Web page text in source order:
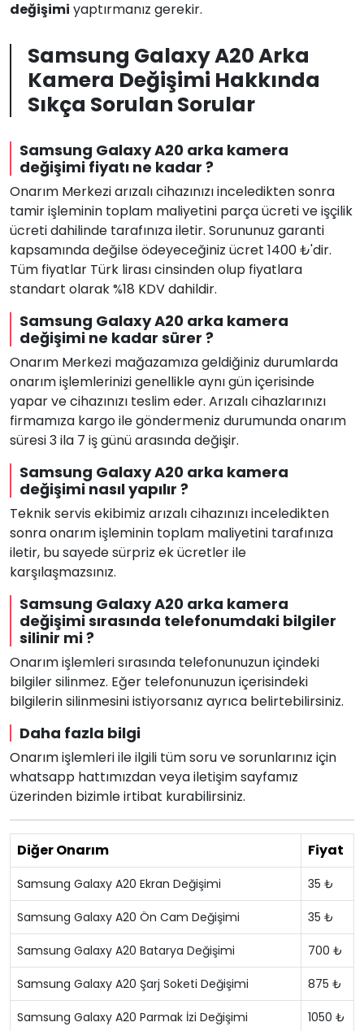
değişimi yaptırmanız gerekir.
Samsung Galaxy A20 Arka
Kamera Değişimi Hakkında
Sıkça Sorulan Sorular
Samsung Galaxy A20 arka kamera
değişimi fiyatı ne kadar ?
Onarım Merkezi arızalı cihazınızı inceledikten sonra
tamir işleminin toplam maliyetini parça ücreti ve işçilik
ücreti dahilinde tarafınıza iletir. Sorununuz garanti
kapsamında değilse ödeyeceğiniz ücret 1400 ₺'dir.
Tüm fiyatlar Türk lirası cinsinden olup fiyatlara
standart olarak %18 KDV dahildir.
Samsung Galaxy A20 arka kamera
değişimi ne kadar sürer ?
Onarım Merkezi mağazamıza geldiğiniz durumlarda
onarım işlemlerinizi genellikle aynı gün içerisinde
yapar ve cihazınızı teslim eder. Arızalı cihazlarınızı
firmamıza kargo ile göndermeniz durumunda onarım
süresi 3 ila 7 iş günü arasında değişir.
Samsung Galaxy A20 arka kamera
değişimi nasıl yapılır ?
Teknik servis ekibimiz arızalı cihazınızı inceledikten
sonra onarım işleminin toplam maliyetini tarafınıza
iletir, bu sayede sürpriz ek ücretler ile
karşılaşmazsınız.
Samsung Galaxy A20 arka kamera
değişimi sırasında telefonumdaki bilgiler
silinir mi ?
Onarım işlemleri sırasında telefonunuzun içindeki
bilgiler silinmez. Eğer telefonunuzun içerisindeki
bilgilerin silinmesini istiyorsanız ayrıca belirtebilirsiniz.
Daha fazla bilgi
Onarım işlemleri ile ilgili tüm soru ve sorunlarınız için
whatsapp hattımızdan veya iletişim sayfamız
üzerinden bizimle irtibat kurabilirsiniz.
Diğer Onarım Fiyat
Samsung Galaxy A20 Ekran Değişimi 35 ₺
Samsung Galaxy A20 Ön Cam Değişimi 35 ₺
Samsung Galaxy A20 Batarya Değişimi 700 ₺
Samsung Galaxy A20 Şarj Soketi Değişimi 875 ₺
Samsung Galaxy A20 Parmak İzi Değişimi 1050 ₺